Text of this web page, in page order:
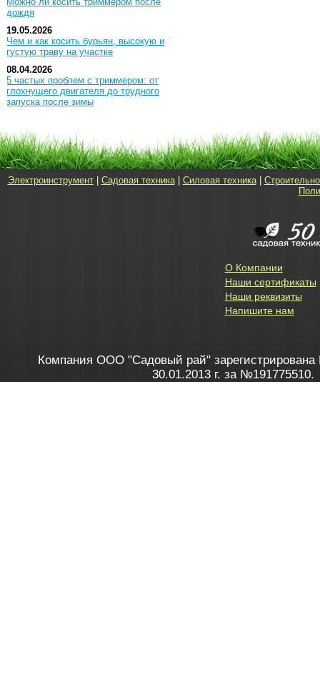
дождя
19.05.2026
Чем и как косить бурьян, высокую и
густую траву на участке
08.04.2026
5 частых проблем с триммером: от
глохнущего двигателя до трудного
запуска после зимы
Электроинструмент| Садовая техника| Силовая техника|
О Компании
Наши сертификаты
Наши реквизиты
Напишите нам
Компания ООО "Садовый рай" зарегистрирована
30.01.2013 г. за №191775510.